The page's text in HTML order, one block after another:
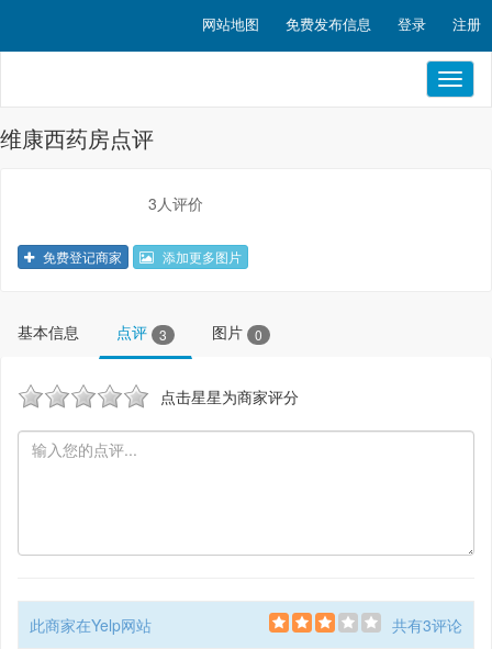
网站地图 免费发布信息 登录 注册
维康西药房点评
3人评价
免费登记商家 添加更多图片
基本信息 点评 3 图片 0
点击星星为商家评分
此商家在Yelp网站 共有3评论